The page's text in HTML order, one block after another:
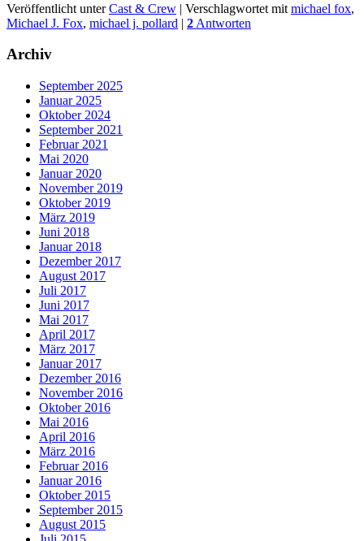
Veröffentlicht unter Cast & Crew | Verschlagwortet mit michael fox,
Michael J. Fox, michael j. pollard | 2 Antworten
Archiv
September 2025
Januar 2025
Oktober 2024
September 2021
Februar 2021
Mai 2020
Januar 2020
November 2019
Oktober 2019
März 2019
Juni 2018
Januar 2018
Dezember 2017
August 2017
Juli 2017
Juni 2017
Mai 2017
April 2017
März 2017
Januar 2017
Dezember 2016
November 2016
Oktober 2016
Mai 2016
April 2016
März 2016
Februar 2016
Januar 2016
Oktober 2015
September 2015
August 2015